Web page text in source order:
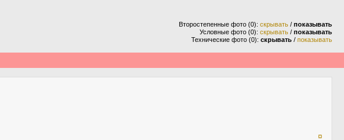
Второстепенные фото (0): скрывать / показывать
Условные фото (0): скрывать / показывать
Технические фото (0): скрывать / показывать
¤